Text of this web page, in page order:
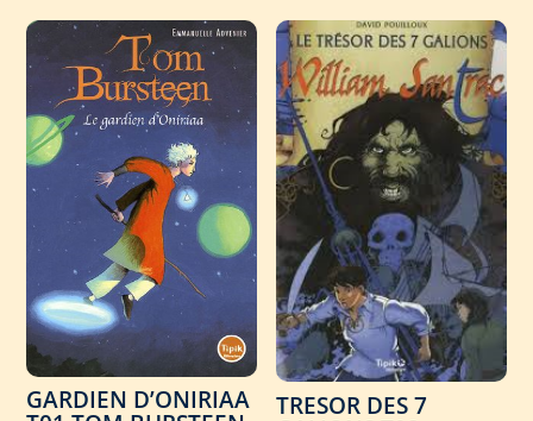
GARDIEN D’ONIRIAA TRESOR DES 7